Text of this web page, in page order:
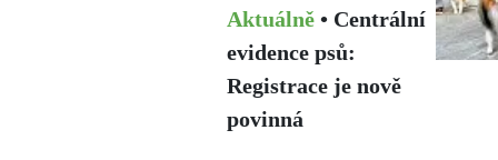
Aktuálně • Centrální
evidence psů:
Registrace je nově
povinná